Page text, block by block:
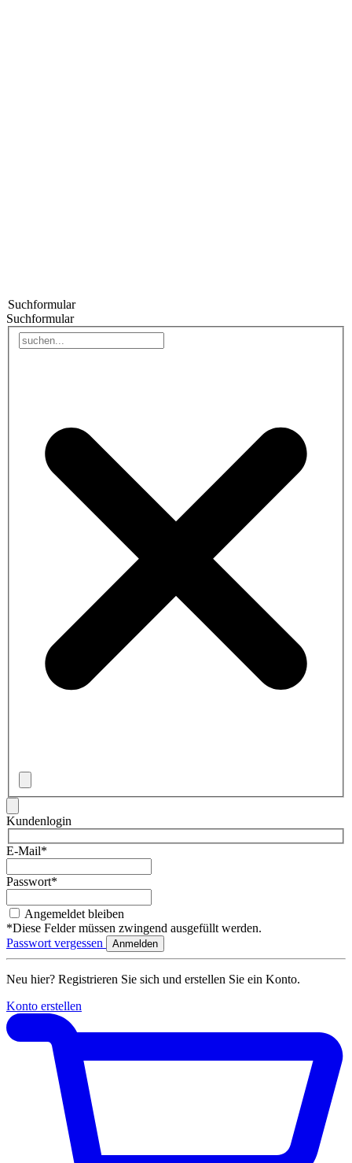
Suchformular
Suchformular
Kundenlogin
E-Mail*
Passwort*
Angemeldet bleiben
*Diese Felder müssen zwingend ausgefüllt werden.
Passwort vergessen
Neu hier? Registrieren Sie sich und erstellen Sie ein Konto.
Konto erstellen